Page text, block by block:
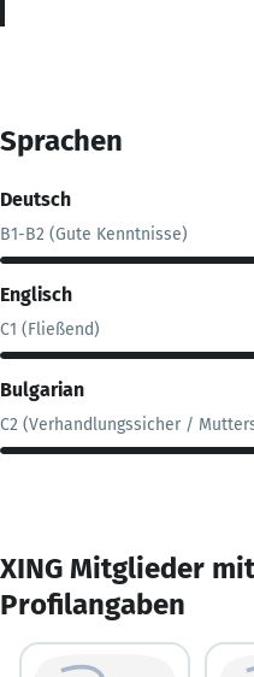
Sprachen
Deutsch
B1-B2 (Gute Kenntnisse)
Englisch
C1 (Fließend)
Bulgarian
C2 (Verhandlungssicher /
XING Mitglieder
Profilangaben